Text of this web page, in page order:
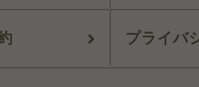
プライバ